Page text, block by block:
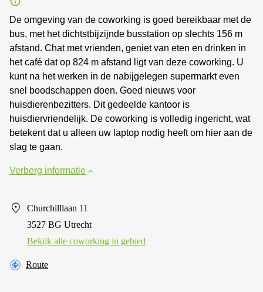
De omgeving van de coworking is goed bereikbaar met de
bus, met het dichtstbijzijnde busstation op slechts 156 m
afstand. Chat met vrienden, geniet van eten en drinken in
het café dat op 824 m afstand ligt van deze coworking. U
kunt na het werken in de nabijgelegen supermarkt even
snel boodschappen doen. Goed nieuws voor
huisdierenbezitters. Dit gedeelde kantoor is
huisdiervriendelijk. De coworking is volledig ingericht, wat
betekent dat u alleen uw laptop nodig heeft om hier aan de
slag te gaan.
Verberg informatie
Churchilllaan 11
3527 BG Utrecht
Bekijk alle сoworking in gebied
Route